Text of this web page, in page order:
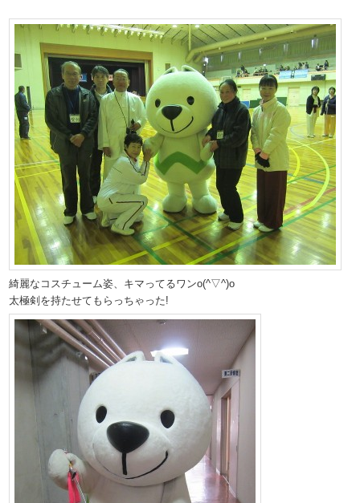
綺麗なコスチューム姿、キマってるワンo(^▽^)o
太極剣を持たせてもらっちゃった!